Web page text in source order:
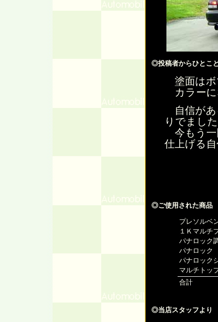
◎投稿者からひとこ
塗面はボ
カラーに
自信があ
りでました
今もう一
仕上げる
◎ご使用された商品
プレソルベ
１Ｋマルチ
パナロッ
パナロック
パナロッ
マルチトッ
合計
◎当店スタッフより